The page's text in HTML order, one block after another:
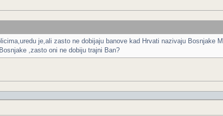
je,ali zasto ne dobijaju banove kad Hrvati nazivaju Bosnjake
,zasto oni ne dobiju trajni Ban?